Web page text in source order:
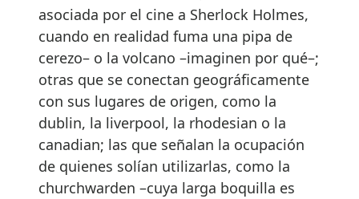
asociada por el cine a Sherlock Holmes,
cuando en realidad fuma una pipa de
cerezo– o la volcano –imaginen por qué–;
otras que se conectan geográficamente
con sus lugares de origen, como la
dublin, la liverpool, la rhodesian o la
canadian; las que señalan la ocupación
de quienes solían utilizarlas, como la
churchwarden –cuya larga boquilla es